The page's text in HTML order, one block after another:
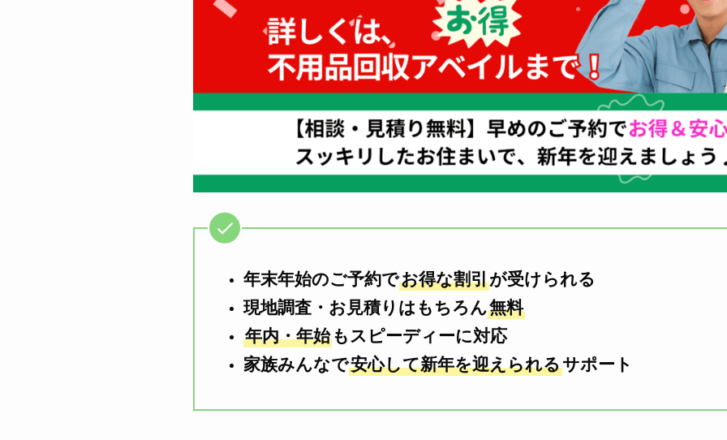
年末年始のご予約でお得な割引が受けられる
現地調査・お見積りはもちろん無料
年内・年始もスピーディーに対応
家族みんなで安心して新年を迎えられるサポート